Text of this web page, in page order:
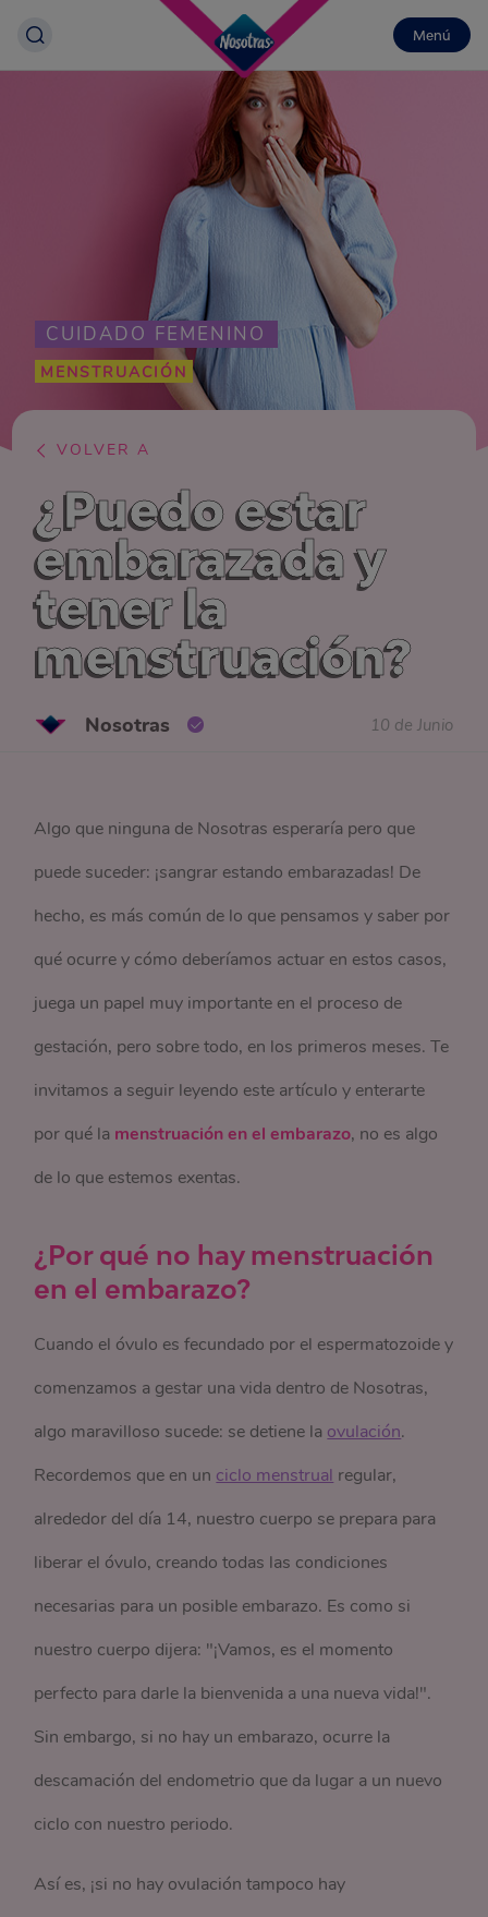
Menú
CUIDADO FEMENINO
MENSTRUACIÓN
VOLVER A
¿Puedo estar
embarazada y
tener la
menstruación?
Nosotras 10 de Junio
Algo que ninguna de Nosotras esperaría pero que
puede suceder: ¡sangrar estando embarazadas! De
hecho, es más común de lo que pensamos y saber por
qué ocurre y cómo deberíamos actuar en estos casos,
juega un papel muy importante en el proceso de
gestación, pero sobre todo, en los primeros meses. Te
invitamos a seguir leyendo este artículo y enterarte
por qué la menstruación en el embarazo, no es algo
de lo que estemos exentas.
¿Por qué no hay menstruación
en el embarazo?
Cuando el óvulo es fecundado por el espermatozoide y
comenzamos a gestar una vida dentro de Nosotras,
algo maravilloso sucede: se detiene la ovulación.
Recordemos que en un ciclo menstrual regular,
alrededor del día 14, nuestro cuerpo se prepara para
liberar el óvulo, creando todas las condiciones
necesarias para un posible embarazo. Es como si
nuestro cuerpo dijera: "¡Vamos, es el momento
perfecto para darle la bienvenida a una nueva vida!".
Sin embargo, si no hay un embarazo, ocurre la
descamación del endometrio que da lugar a un nuevo
ciclo con nuestro periodo.
Así es, ¡si no hay ovulación tampoco hay